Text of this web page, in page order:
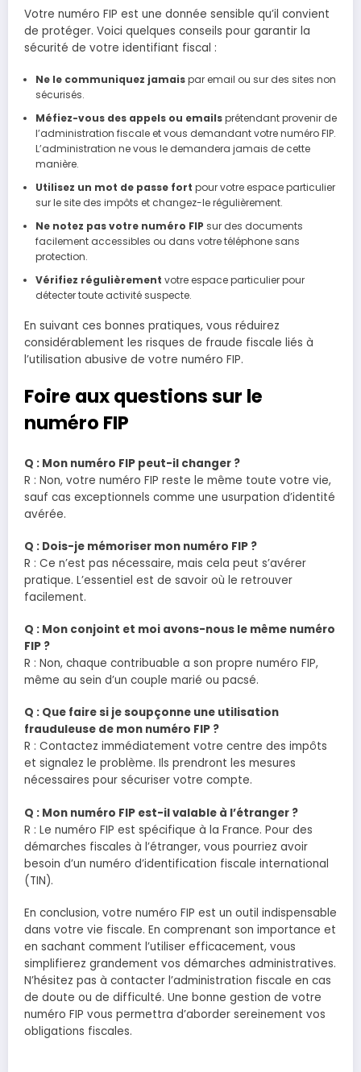
Votre numéro FIP est une donnée sensible qu’il convient
de protéger. Voici quelques conseils pour garantir la
sécurité de votre identifiant fiscal :
Ne le communiquez jamaispar email ou sur des sites non
sécurisés.
Méfiez-vous des appels ou emailsprétendant provenir de
l’administration fiscale et vous demandant votre numéro FIP.
L’administration ne vous le demandera jamais de cette
manière.
Utilisez un mot de passe fort pour votre espace particulier
sur le site des impôts et changez-le régulièrement.
Ne notez pas votre numéro FIP sur des documents
facilement accessibles ou dans votre téléphone sans
protection.
Vérifiez régulièrement votre espace particulier pour
détecter toute activité suspecte.
En suivant ces bonnes pratiques, vous réduirez
considérablement les risques de fraude fiscale liés à
l’utilisation abusive de votre numéro FIP.
Foire aux questions sur le
numéro FIP
Q : Mon numéro FIP peut-il changer ?
R : Non, votre numéro FIP reste le même toute votre vie,
sauf cas exceptionnels comme une usurpation d’identité
avérée.
Q : Dois-je mémoriser mon numéro FIP ?
R : Ce n’est pas nécessaire, mais cela peut s’avérer
pratique. L’essentiel est de savoir où le retrouver
facilement.
Q : Mon conjoint et moi avons-nous le même numéro
FIP ?
R : Non, chaque contribuable a son propre numéro FIP,
même au sein d’un couple marié ou pacsé.
Q : Que faire si je soupçonne une utilisation
frauduleuse de mon numéro FIP ?
R : Contactez immédiatement votre centre des impôts
et signalez le problème. Ils prendront les mesures
nécessaires pour sécuriser votre compte.
Q : Mon numéro FIP est-il valable à l’étranger ?
R : Le numéro FIP est spécifique à la France. Pour des
démarches fiscales à l’étranger, vous pourriez avoir
besoin d’un numéro d’identification fiscale international
(TIN).
En conclusion, votre numéro FIP est un outil indispensable
dans votre vie fiscale. En comprenant son importance et
en sachant comment l’utiliser efficacement, vous
simplifierez grandement vos démarches administratives.
N’hésitez pas à contacter l’administration fiscale en cas
de doute ou de difficulté. Une bonne gestion de votre
numéro FIP vous permettra d’aborder sereinement vos
obligations fiscales.